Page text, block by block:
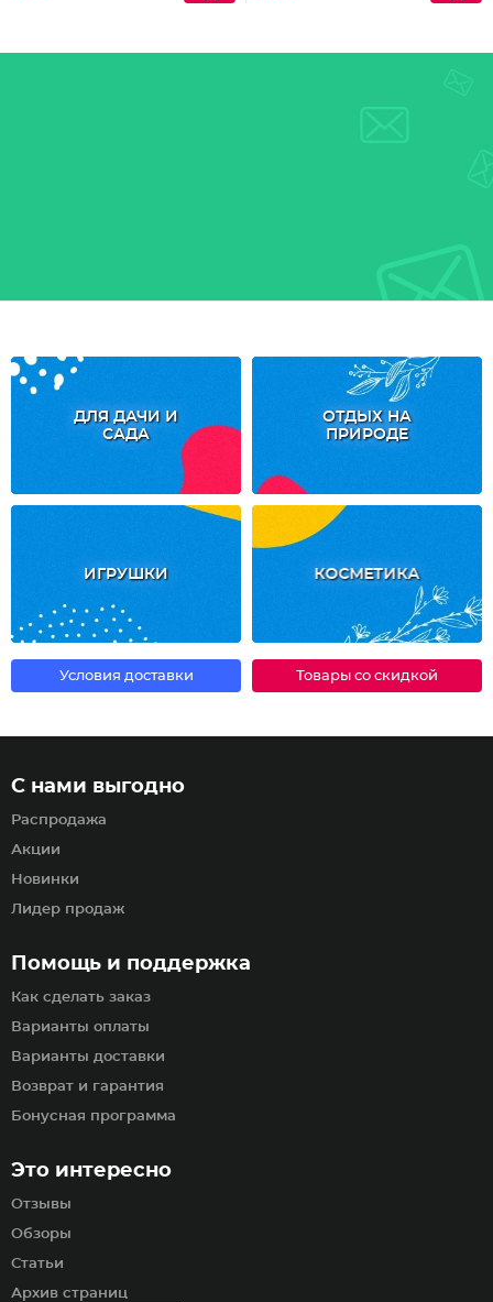
ДЛЯ ДАЧИ И
САДА
ОТДЫХ НА
ПРИРОДЕ
ИГРУШКИ КОСМЕТИКА
Условия доставки Товары со скидкой
Помощь и поддержка
Как сделать заказ
Варианты оплаты
Варианты доставки
Возврат и гарантия
Бонусная программа
С нами выгодно
Распродажа
Акции
Новинки
Лидер продаж
Это интересно
Отзывы
Обзоры
Статьи
Архив страниц